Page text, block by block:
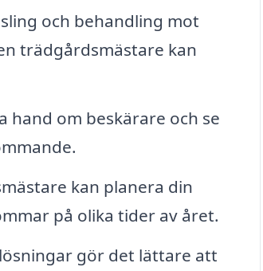
och behandling mot
trädgårdsmästare kan
hand om beskärare och se
kan planera din
på olika tider av året.
gör det lättare att